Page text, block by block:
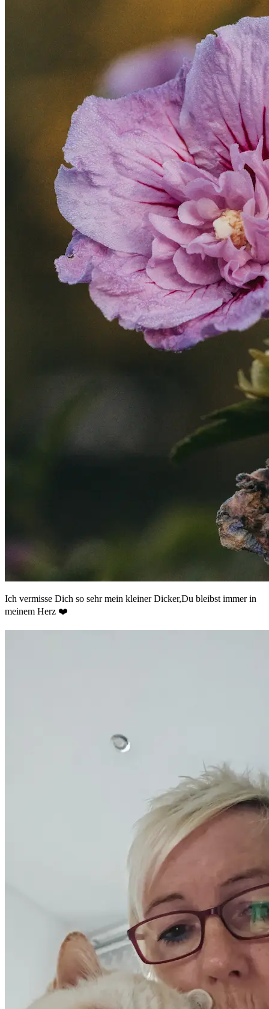
Ich vermisse Dich so sehr mein kleiner Dicker,Du bleibst immer in
meinem Herz ❤️